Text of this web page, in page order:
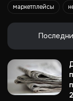
маркетплейсы